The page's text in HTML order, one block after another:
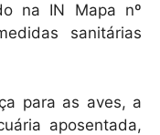
na IN Mapa nº
sanitárias
para as aves, a
aposentada,